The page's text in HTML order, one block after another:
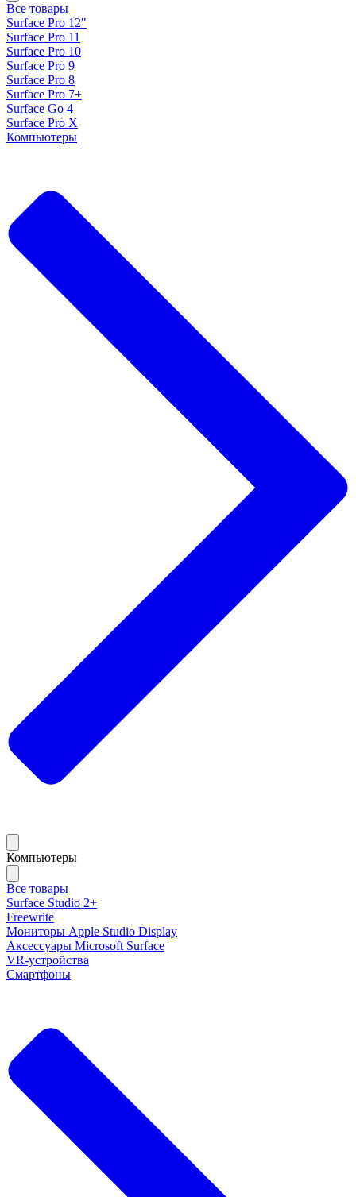
Все товары
Surface Pro 12"
Surface Pro 11
Surface Pro 10
Surface Pro 9
Surface Pro 8
Surface Pro 7+
Surface Go 4
Surface Pro X
Компьютеры
Компьютеры
Все товары
Surface Studio 2+
Freewrite
Мониторы Apple Studio Display
Аксессуары Microsoft Surface
VR-устройства
Смартфоны